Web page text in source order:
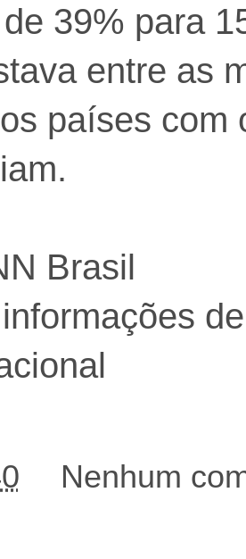
39% para
entre as
países com
Brasil
Nenhum